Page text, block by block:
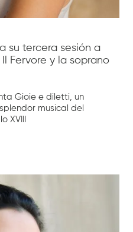
su tercera sesión a
Fervore y la soprano
Gioie e diletti, un
musical del
XVIII